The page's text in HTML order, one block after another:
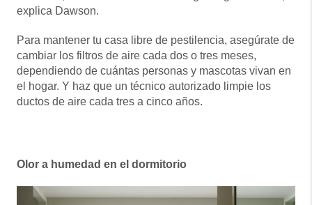
explica Dawson.
Para mantener tu casa libre de pestilencia, asegúrate de
cambiar los filtros de aire cada dos o tres meses,
dependiendo de cuántas personas y mascotas vivan en
el hogar. Y haz que un técnico autorizado limpie los
ductos de aire cada tres a cinco años.
Olor a humedad en el dormitorio